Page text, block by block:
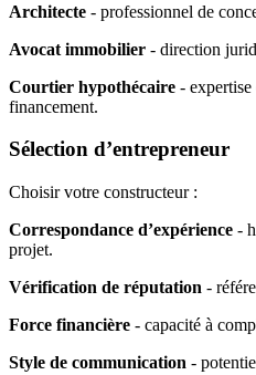
Architecte - professionnel de
Avocat immobilier - direction
Courtier hypothécaire - expertise
financement.
Sélection d’entrepreneur
Choisir votre constructeur :
Correspondance d’expérience -
projet.
Vérification de réputation -
Force financière - capacité à
Style de communication -